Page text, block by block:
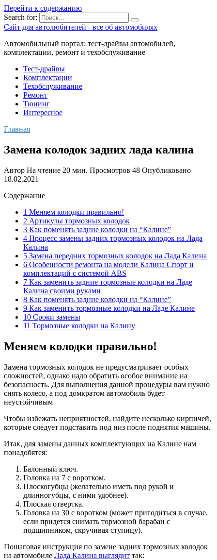
Перейти к содержанию
Search for:
Сайт для автолюбителей - все об автомобилях
Автомобильный портал: тест-драйвы автомобилей,
комплектации, ремонт и техобслуживание
Тест-драйвы
Комплектации
Техобслуживание
Ремонт
Тюнинг
Интересное
Главная
Замена колодок задних лада калина
Автор На чтение 20 мин. Просмотров 48 Опубликовано
18.02.2021
Содержание
1 Меняем колодки правильно!
2 Артикулы тормозных колодок
3 Как поменять задние колодки на “Калине”
4 Процесс замены задних тормозных колодок на Лада
Калина
5 Замена передних тормозных колодок на Лада Калина
6 Особенности ремонта на модели Калина Спорт и
комплектаций с системой ABS
7 Как заменить задние тормозные колодки на Ладе
Калина своими руками
8 Как поменять задние колодки на “Калине”
9 Как заменить тормозные колодки на Ладе Калине
10 Сроки замены
11 Тормозные колодки на Калину
Меняем колодки правильно!
Замена тормозных колодок не предусматривает особых
сложностей, однако надо обратить особое внимание на
безопасность. Для выполнения данной процедуры вам нужно
снять колесо, а под домкратом автомобиль будет
неустойчивым
Чтобы избежать неприятностей, найдите несколько кирпичей,
которые следует подставить под низ после поднятия машины.
Итак, для замены данных комплектующих на Калине нам
понадобятся:
Балонный ключ.
Головка на 7 с воротком.
Плоскогубцы (желательно иметь под рукой и
длинногубцы, с ними удобнее).
Плоская отвертка.
Головка на 30 с воротком (может пригодиться в случае,
если придется снимать тормозной барабан с
подшипником, скручивая ступицу).
Пошаговая инструкция по замене задних тормозных колодок
на автомобиле Лада Калина выглядит так: